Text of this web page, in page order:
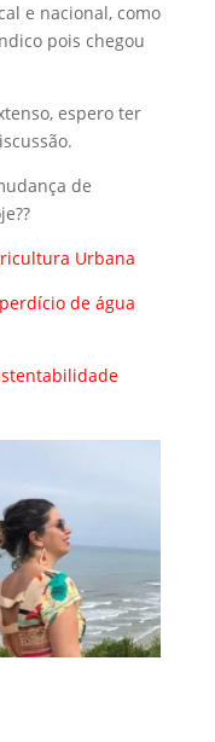
e nacional, como
pois chegou
espero ter
de
Urbana
de água